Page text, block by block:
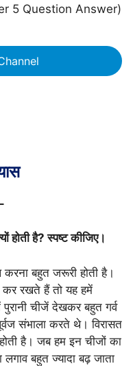
5 Question Answer)
होती है? स्पष्ट कीजिए।
करना बहुत जरूरी होती है।
कर रखते हैं तो यह हमें
चीजें देखकर बहुत गर्व
संभाला करते थे। विरासत
है। जब हम इन चीजों का
बहुत ज्यादा बढ़ जाता